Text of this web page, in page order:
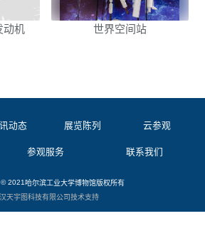
动机 世界空间站
动态 展览陈列 云参观
参观服务 联系我们
2021 哈尔滨工业大学博物馆版权所有
天宇图科技有限公司技术支持